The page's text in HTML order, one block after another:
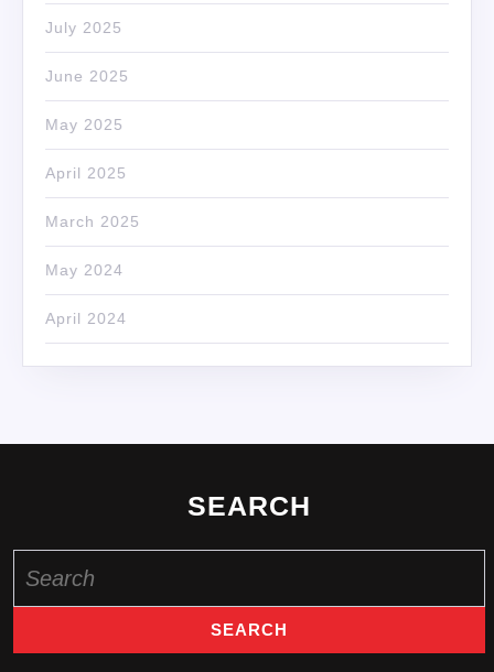
July 2025
June 2025
May 2025
April 2025
March 2025
May 2024
April 2024
SEARCH
for: